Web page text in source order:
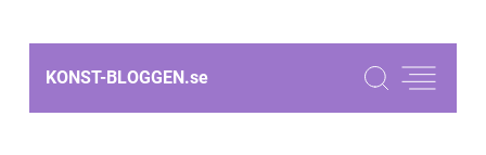
KONST-BLOGGEN.se